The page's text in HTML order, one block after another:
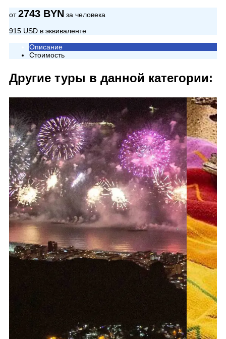
от2743 BYN за человека
915 USD в эквиваленте
Описание
Стоимость
Другие туры в данной категории: